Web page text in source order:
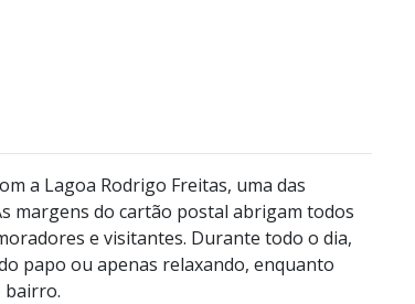
a Lagoa Rodrigo Freitas, uma das
margens do cartão postal abrigam todos
e visitantes. Durante todo o dia,
papo ou apenas relaxando, enquanto
bairro.